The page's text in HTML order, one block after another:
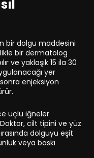
bir dolgu maddesini
bir dermatolog
ve yaklaşık 15 ila 30
yer
enjeksiyon
uçlu iğneler
cilt tipini ve yüz
dolguyu eşit
veya baskı